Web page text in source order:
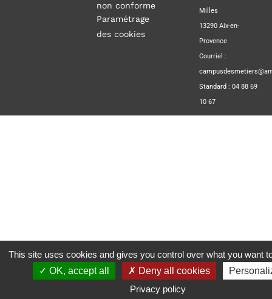
non conforme
Paramétrage
des cookies
Milles
13290 Aix-en-
Provence
Courriel :
Standard : 04 88 69
10 67
This site uses cookies and gives you control over what you want
OK, accept all
Deny all cookies
Privacy policy